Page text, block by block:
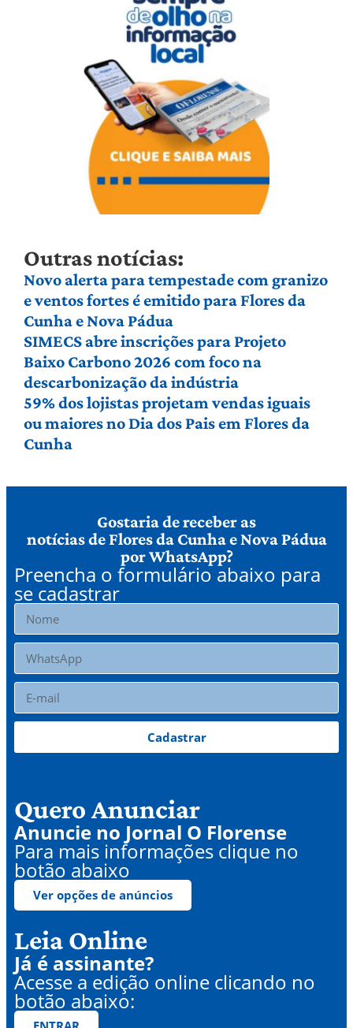
Outras notícias:
Novo alerta para tempestade com granizo
e ventos fortes é emitido para Flores da
Cunha e Nova Pádua
SIMECS abre inscrições para Projeto
Baixo Carbono 2026 com foco na
descarbonização da indústria
59% dos lojistas projetam vendas iguais
ou maiores no Dia dos Pais em Flores da
Cunha
Gostaria de receber as
notícias de Flores da Cunha e Nova Pádua
por WhatsApp?
Preencha o formulário abaixo para
se cadastrar
Cadastrar
Quero Anunciar
Anuncie no Jornal O Florense
Para mais informações clique no
botão abaixo
Ver opções de anúncios
Leia Online
Já é assinante?
Acesse a edição online clicando no
botão abaixo: